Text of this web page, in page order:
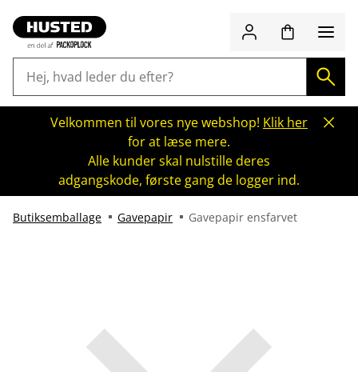
Velkommen til vores nye webshop! Klik her
for at læse mere.
Alle kunder skal nulstille deres
adgangskode, første gang de logger ind.
Butiksemballage Gavepapir Gavepapir ensfarvet